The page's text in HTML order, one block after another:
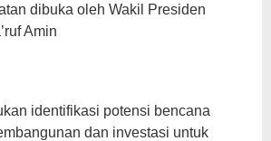
dibuka oleh Wakil Presiden
Amin
identifikasi potensi bencana
dan investasi untuk